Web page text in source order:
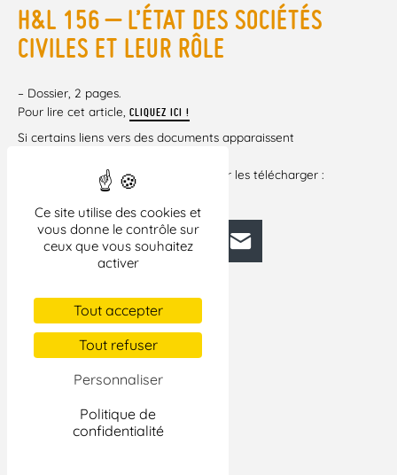
Ce site utilise des cookies et
vous donne le contrôle sur
ceux que vous souhaitez
activer
Tout accepter
Tout refuser
Personnaliser
Politique de
confidentialité
H&L 156 – L’ÉTAT DES SOCIÉTÉS
CIVILES ET LEUR RÔLE
– Dossier, 2 pages.
Pour lire cet article, CLIQUEZ ICI !
Si certains liens vers des documents apparaissent
article, veuillez cliquer ci-dessous pour les télécharger :
L’ÉTAT DES SOCIÉTÉS CIVILES ET LEUR RÔLE
FacebookBlueskyMastodonLinkedIn